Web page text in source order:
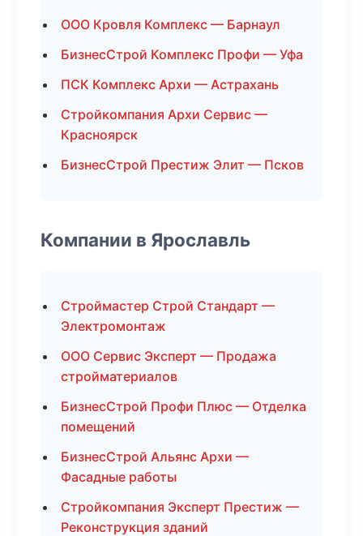
ООО Кровля Комплекс — Барнаул
БизнесСтрой Комплекс Профи — Уфа
ПСК Комплекс Архи — Астрахань
Стройкомпания Архи Сервис —
Красноярск
БизнесСтрой Престиж Элит — Псков
Компании в Ярославль
Строймастер Строй Стандарт —
Электромонтаж
ООО Сервис Эксперт — Продажа
стройматериалов
БизнесСтрой Профи Плюс — Отделка
помещений
БизнесСтрой Альянс Архи —
Фасадные работы
Стройкомпания Эксперт Престиж —
Реконструкция зданий